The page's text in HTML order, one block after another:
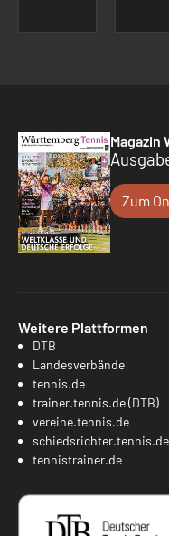
Magazin
Zum
Weitere Plattformen
DTB
Landesverbände
tennis.de
trainer.tennis.de (DTB)
vereine.tennis.de
schiedsrichter.tennis.de
tennistrainer.de